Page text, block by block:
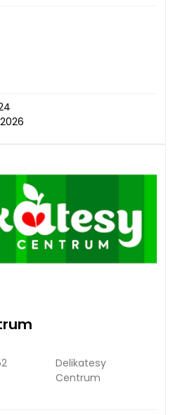
Delikatesy
Centrum